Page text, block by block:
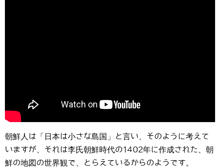
朝鮮人は「日本は小さな島国」と言い、そのように考えて
いますが、それは李氏朝鮮時代の1402年に作成された、朝
鮮の地図の世界観で、とらえているからのようです。